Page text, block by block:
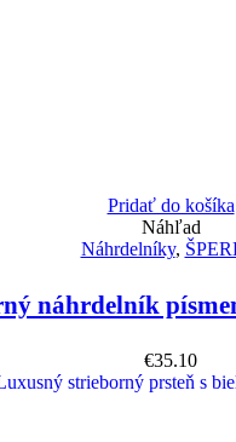
Pridať do košíka
Náhľad
Náhrdelníky,
náhrdelník
€35.10